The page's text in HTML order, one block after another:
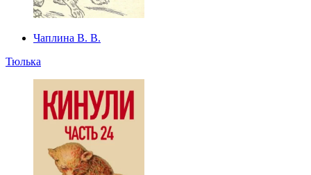
Чаплина В. В.
Тюлька